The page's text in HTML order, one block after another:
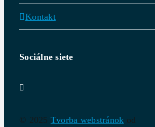
Kontakt
Sociálne siete
© 2025 Tvorba webstránok od